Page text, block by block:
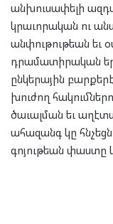
անխուսափելի
կրաւորական ու
անփութութեան եւ
դրամատիրական
ընկերային
խուժող
ծաւալման եւ
ահազանգ կը
գոյութեան փաստը